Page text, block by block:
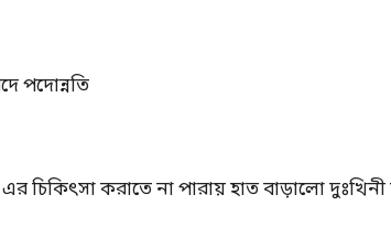
পদোন্নতি
চিকিৎসা করাতে না পারায় হাত বাড়ালো দুঃখিনী